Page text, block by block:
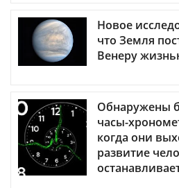
Новое
что Земля
Венеру
Обнаружены
часы-
когда они
развитие